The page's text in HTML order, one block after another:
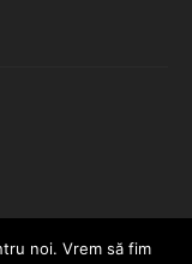
noi. Vrem să fim